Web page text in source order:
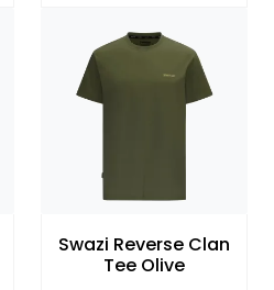
Swazi Reverse Clan
Tee Olive